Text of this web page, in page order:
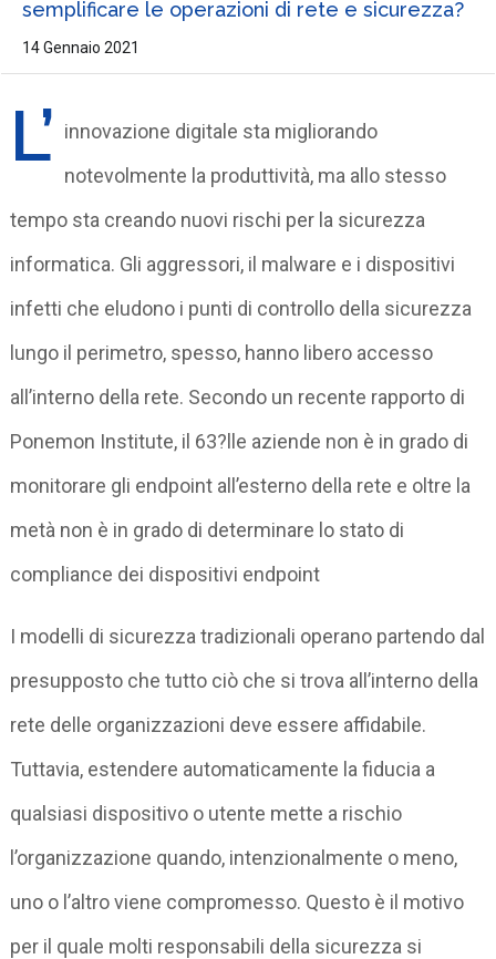
semplificare le operazioni di rete e sicurezza?
14 Gennaio 2021
L’ innovazione digitale sta migliorando
notevolmente la produttività, ma allo stesso
tempo sta creando nuovi rischi per la sicurezza
informatica. Gli aggressori, il malware e i dispositivi
infetti che eludono i punti di controllo della sicurezza
lungo il perimetro, spesso, hanno libero accesso
all’interno della rete. Secondo un recente rapporto di
Ponemon Institute, il 63?lle aziende non è in grado di
monitorare gli endpoint all’esterno della rete e oltre la
metà non è in grado di determinare lo stato di
compliance dei dispositivi endpoint
I modelli di sicurezza tradizionali operano partendo dal
presupposto che tutto ciò che si trova all’interno della
rete delle organizzazioni deve essere affidabile.
Tuttavia, estendere automaticamente la fiducia a
qualsiasi dispositivo o utente mette a rischio
l’organizzazione quando, intenzionalmente o meno,
uno o l’altro viene compromesso. Questo è il motivo
per il quale molti responsabili della sicurezza si